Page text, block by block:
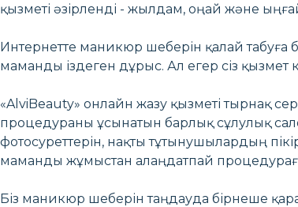
қызметі әзірленді - жылдам, оңай және
Интернетте маникюр шеберін қалай табуға
маманды іздеген дұрыс. Ал егер сіз қызмет
«AlviBeauty» онлайн жазу қызметі тырнақ
процедураны ұсынатын барлық сұлулық
фотосуреттерін, нақты тұтынушылардың
маманды жұмыстан алаңдатпай
Біз маникюр шеберін таңдауда бірнеше